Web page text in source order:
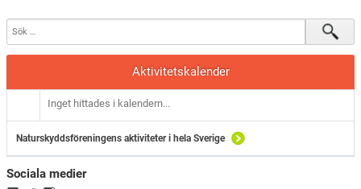
Aktivitetskalender
Inget hittades i kalendern...
Naturskyddsföreningens aktiviteter i hela Sverige
Sociala medier